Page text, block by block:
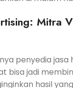
Mitra
penyedia jasa
bisa jadi
hasil